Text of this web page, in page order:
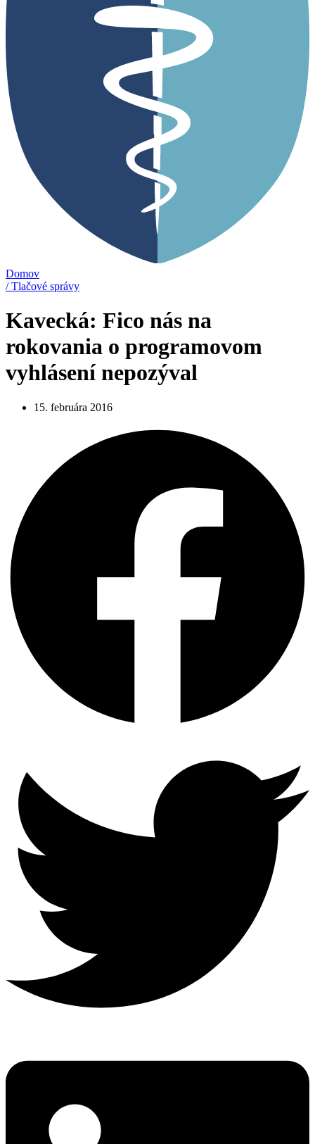
Domov
/ Tlačové správy
Kavecká: Fico nás na
rokovania o programovom
vyhlásení nepozýval
15. februára 2016